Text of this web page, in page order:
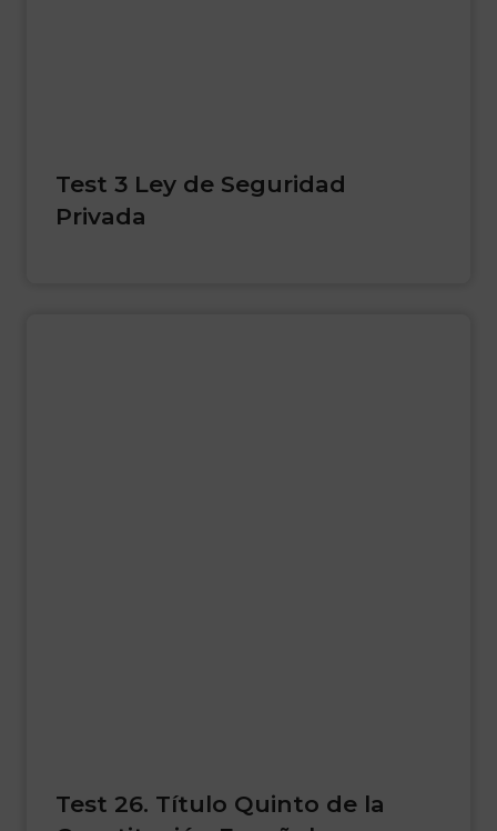
Test 3 Ley de Seguridad
Privada
Test 26. Título Quinto de la